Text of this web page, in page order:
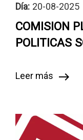
Día: 20-08-2025
COMISION
POLITICAS
Leer más east